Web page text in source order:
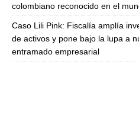
colombiano reconocido en el
Caso Lili Pink: Fiscalía amplía
de activos y pone bajo la lupa a
entramado empresarial